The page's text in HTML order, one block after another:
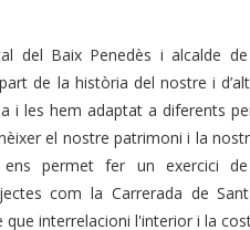
del Baix Penedès i alcalde
de la història del nostre i
les hem adaptat a diferents
el nostre patrimoni i la
ens permetfer un exercici
com la Carrerada de
interrelacioni l'interior i la